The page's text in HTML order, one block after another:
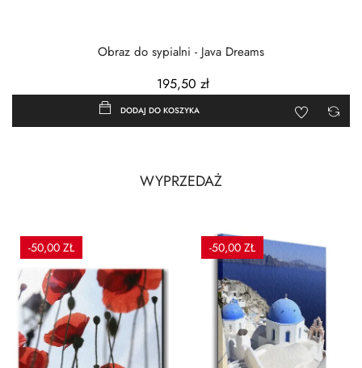
Obraz do sypialni - Java Dreams
195,50 zł
DODAJ DO KOSZYKA
WYPRZEDAŻ
-50,00 ZŁ -50,00 ZŁ